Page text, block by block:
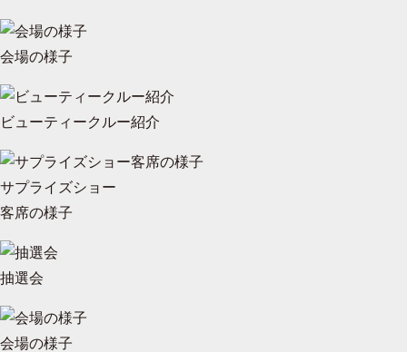
会場の様子
ビューティークルー紹介
サプライズショー
客席の様子
抽選会
会場の様子